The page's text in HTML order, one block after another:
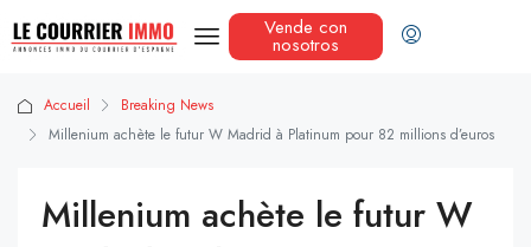
Vende con
nosotros
Accueil
Breaking News
Millenium achète le futur W Madrid à Platinum pour 82 millions d’euros
Millenium achète le futur W